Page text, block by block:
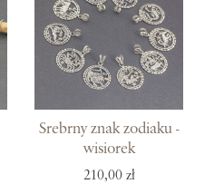
Srebrny znak zodiaku -
wisiorek
210,00 zł